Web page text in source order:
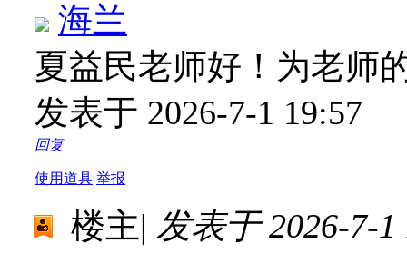
海兰
夏益民老师好！为老师
发表于 2026-7-1 19:57
回复
使用道具 举报
楼主| 发表于 2026-7-1